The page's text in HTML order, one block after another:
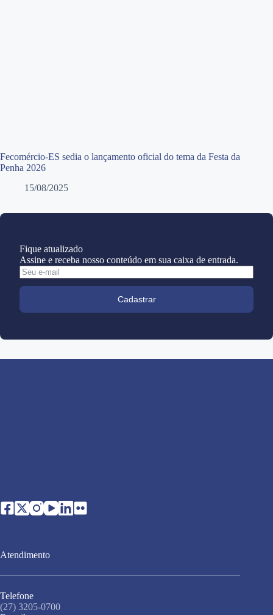
Fecomércio-ES sedia o lançamento oficial do tema da Festa da
Penha 2026
15/08/2025
Fique atualizado
Assine e receba nosso conteúdo em sua caixa de entrada.
Cadastrar
Atendimento
Telefone
(27) 3205-0700